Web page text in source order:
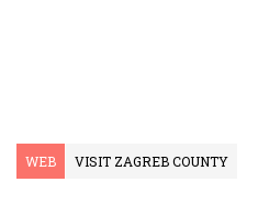
WEB VISIT ZAGREB COUNTY